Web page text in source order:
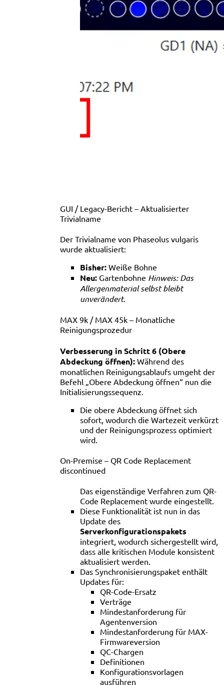
GUI / Legacy-Bericht – Aktualisierter
Trivialname
Der Trivialname von Phaseolus vulgaris
wurde aktualisiert:
Bisher: Weiße Bohne
Neu: Gartenbohne Hinweis: Das
Allergenmaterial selbst bleibt
unverändert.
MAX 9k / MAX 45k – Monatliche
Reinigungsprozedur
Verbesserung in Schritt 6 (Obere
Abdeckung öffnen): Während des
monatlichen Reinigungsablaufs umgeht der
Befehl „Obere Abdeckung öffnen“ nun die
Initialisierungssequenz.
Die obere Abdeckung öffnet sich
sofort, wodurch die Wartezeit verkürzt
und der Reinigungsprozess optimiert
wird.
On-Premise – QR Code Replacement
discontinued
Das eigenständige Verfahren zum QR-
Code Replacement wurde eingestellt.
Diese Funktionalität ist nun in das
Update des
Serverkonfigurationspakets
integriert, wodurch sichergestellt wird,
dass alle kritischen Module konsistent
aktualisiert werden.
Das Synchronisierungspaket enthält
Updates für:
QR-Code-Ersatz
Verträge
Mindestanforderung für
Agentenversion
Mindestanforderung für MAX-
Firmwareversion
QC-Chargen
Definitionen
Konfigurationsvorlagen
ausführen